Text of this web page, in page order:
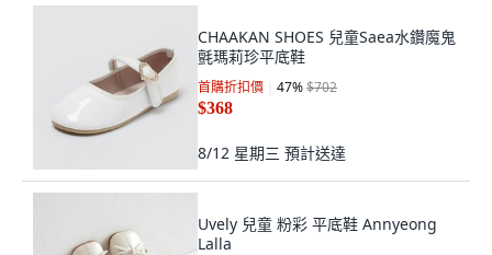
CHAAKAN SHOES 兒童Saea水鑽魔鬼
氈瑪莉珍平底鞋
首購折扣價 47%$702
$368
8/12 星期三 預計送達
Uvely 兒童 粉彩 平底鞋 Annyeong
Lalla